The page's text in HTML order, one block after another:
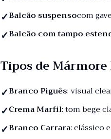
Balcão suspensocom
Balcão com tampo
Tipos de
Branco Piguês: visual
Crema Marfil: tom bege
Branco Carrara: clássico